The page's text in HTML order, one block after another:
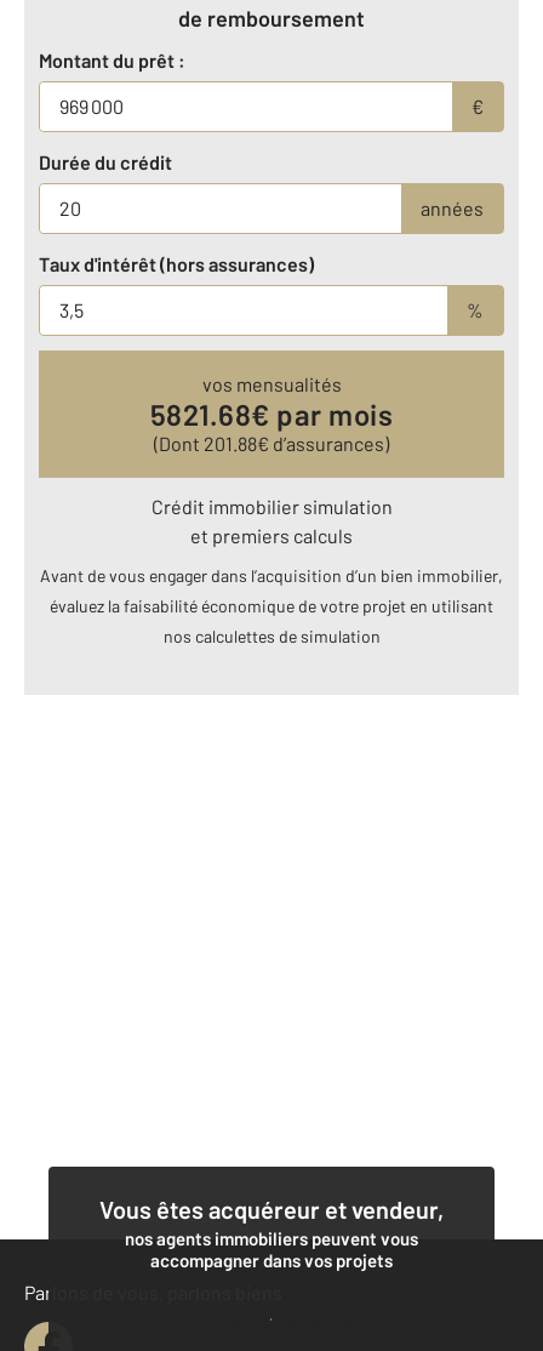
de remboursement
Montant du prêt :
€
Durée du crédit
années
Taux d'intérêt (hors assurances)
%
vos mensualités
5821.68€ par mois
(Dont 201.88€ d’assurances)
Crédit immobilier simulation
et premiers calculs
Avant de vous engager dans l’acquisition d’un bien immobilier,
évaluez la faisabilité économique de votre projet en utilisant
nos calculettes de simulation
Vous êtes acquéreur et vendeur,
nos agents immobiliers peuvent vous
accompagner dans vos projets
Contacter l'agence
Parlons de vous, parlons biens